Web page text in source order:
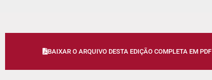
BAIXAR O ARQUIVO DESTA EDIÇÃO COMPLETA EM PDF